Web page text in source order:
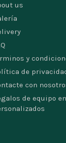
us
y
de
con
de equipo